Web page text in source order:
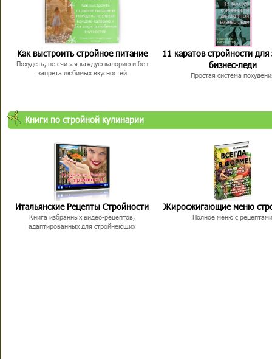
Как выстроить стройное питание
Похудеть, не считая каждую калорию и без
запрета любимых вкусностей
11 каратов стройности для
бизнес-леди
Простая система
Книги по стройной кулинарии
Итальянские Рецепты Стройности
Книга избранных видео-рецептов,
адаптированных для стройнеющих
Жиросжигающие меню
Полное меню с рецептами